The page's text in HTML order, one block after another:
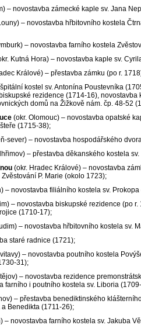
– novostavba zámecké kaple sv. Jana
– novostavba hřbitovního kostela
– novostavba farního kostela
Kutná Hora) – novostavba kaple sv.
Králové) – přestavba zámku (po r.
kostel sv. Antonína Poustevníka
rezidence (1714-16), novostavba
domů na Žižkově nám. čp. 48-52
(okr. Olomouc) – novostavba opatské
(1715-38);
sever) – novostavba hospodářského
– přestavba děkanského kostela
(okr. Hradec Králové) – novostavba
P. Marie (okolo 1723);
– novostavba filiálního kostela sv. Prokopa
– novostavba biskupské rezidence (po
(1710-17);
– novostavba hřbitovního kostela sv.
staré radnice (1721);
– novostavba poutního kostela
31);
– novostavba rezidence
farního i poutního kostela sv. Liboria
– přestavba benediktinského
a Benedikta (1711-26);
– novostavba farního kostela sv. Jakuba